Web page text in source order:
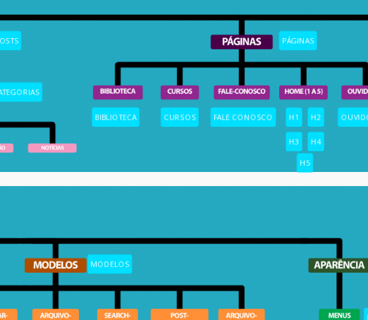
PÁGINAS
BIBLIOTECA CURSOS FALE CONOSCO H1 H2
H3 H4
H5
MODELOS